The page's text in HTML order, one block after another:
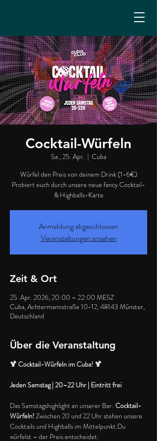
Cocktail-Würfeln
Sa., 25. Apr.
  |
Cuba
Würfel den Preis von deinem Drink (1-6€)
Probiert euch durch unsere neue fancy Cocktail-
& Highballs-Karte
Anmeldung abgeschlossen
Veranstaltungen ansehen
Zeit & Ort
25. Apr. 2026, 20:00 – 22:00 MESZ
Cuba, Achtermannstraße 10-12, 48143 Münster,
Deutschland
Über die Veranstaltung
🍹 Cocktail-Würfeln im Cuba! 🍹
Jeden Samstag | 20–22 Uhr | Eintritt frei
Das Samstagshighlight an unserer Bar: Cocktail-
Würfeln! Zwischen 20 und 22 Uhr stehen unsere
Cocktails und Highballs im Mittelpunkt.Du
würfelst – der Preis entscheidet: